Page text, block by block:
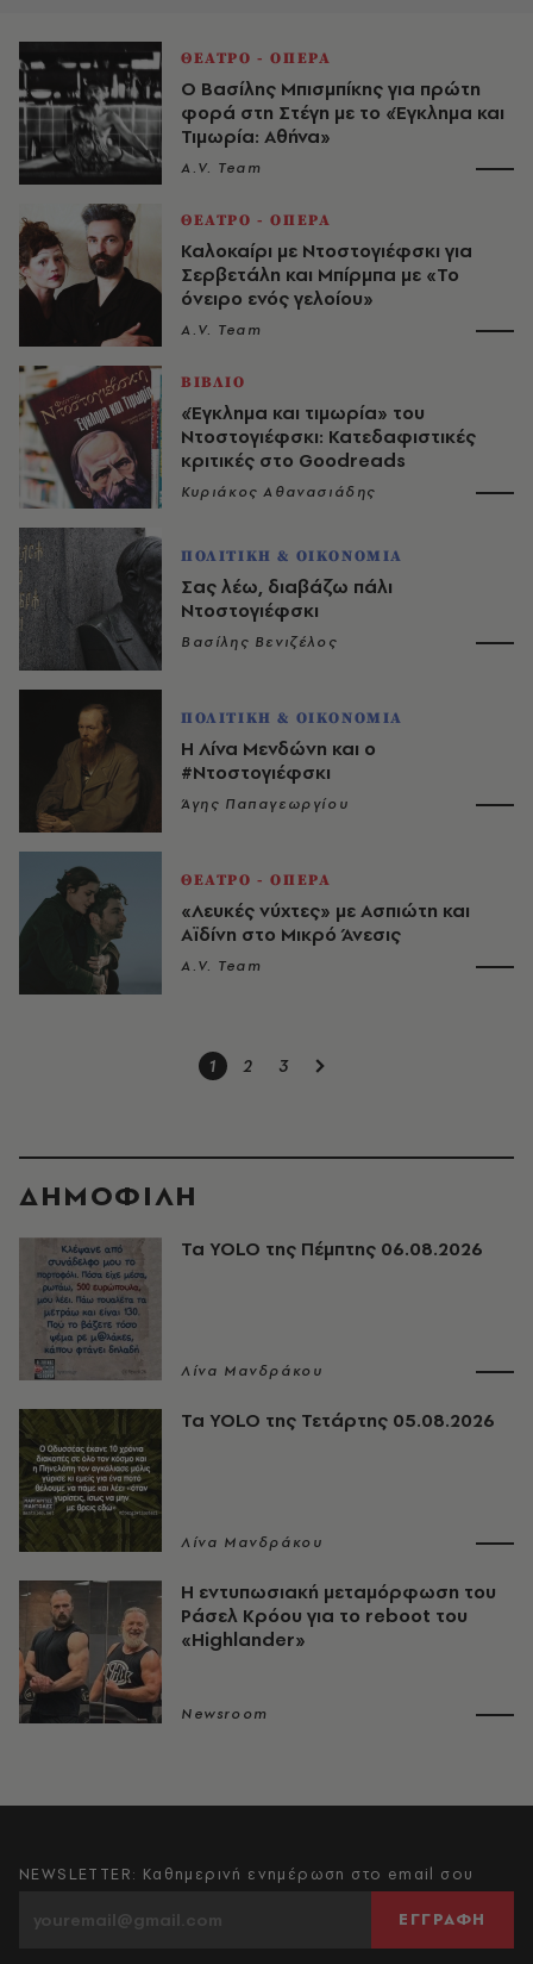
ΘΕΑΤΡΟ - ΟΠΕΡΑ
Ο Βασίλης Μπισμπίκης για πρώτη
φορά στη Στέγη με το «Έγκλημα και
Τιμωρία: Αθήνα»
A.V. Team
ΘΕΑΤΡΟ - ΟΠΕΡΑ
Καλοκαίρι με Ντοστογιέφσκι για
Σερβετάλη και Μπίρμπα με «Το
όνειρο ενός γελοίου»
A.V. Team
ΒΙΒΛΙΟ
«Έγκλημα και τιμωρία» του
Ντοστογιέφσκι: Κατεδαφιστικές
κριτικές στο Goodreads
Κυριάκος Αθανασιάδης
ΠΟΛΙΤΙΚΗ & ΟΙΚΟΝΟΜΙΑ
Σας λέω, διαβάζω πάλι
Ντοστογιέφσκι
Βασίλης Βενιζέλος
ΠΟΛΙΤΙΚΗ & ΟΙΚΟΝΟΜΙΑ
Η Λίνα Μενδώνη και ο
#Ντοστογιέφσκι
Άγης Παπαγεωργίου
ΘΕΑΤΡΟ - ΟΠΕΡΑ
«Λευκές νύχτες» με Ασπιώτη και
Αϊδίνη στο Μικρό Άνεσις
A.V. Team
1 2 3
ΔΗΜΟΦΙΛΗ
Τα YOLO της Πέμπτης 06.08.2026
Λίνα Μανδράκου
Τα YOLO της Τετάρτης 05.08.2026
Λίνα Μανδράκου
Η εντυπωσιακή μεταμόρφωση του
Ράσελ Κρόου για το reboot του
«Highlander»
Newsroom
NEWSLETTER: Καθημερινή ενημέρωση στο email σου
ΕΓΓΡΑΦΗ